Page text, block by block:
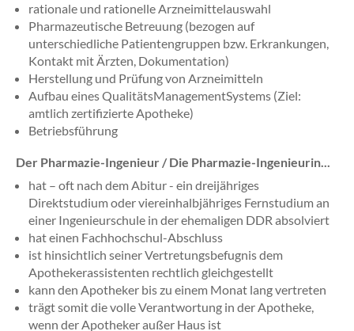
rationale und rationelle Arzneimittelauswahl
Pharmazeutische Betreuung (bezogen auf
unterschiedliche Patientengruppen bzw. Erkrankungen,
Kontakt mit Ärzten, Dokumentation)
Herstellung und Prüfung von Arzneimitteln
Aufbau eines QualitätsManagementSystems (Ziel:
amtlich zertifizierte Apotheke)
Betriebsführung
Der Pharmazie-Ingenieur / Die Pharmazie-Ingenieurin...
hat – oft nach dem Abitur - ein dreijähriges
Direktstudium oder viereinhalbjähriges Fernstudium an
einer Ingenieurschule in der ehemaligen DDR absolviert
hat einen Fachhochschul-Abschluss
ist hinsichtlich seiner Vertretungsbefugnis dem
Apothekerassistenten rechtlich gleichgestellt
kann den Apotheker bis zu einem Monat lang vertreten
trägt somit die volle Verantwortung in der Apotheke,
wenn der Apotheker außer Haus ist